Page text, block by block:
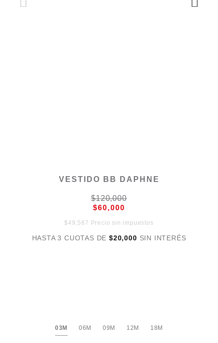
VESTIDO BB DAPHNE
$120,000
$60,000
$49,587 Precio sin impuestos
HASTA 3 CUOTAS DE$20,000 SIN INTERÉS
03M 06M 09M 12M 18M